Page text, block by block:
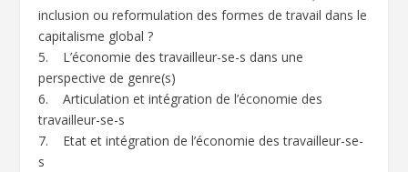
inclusion ou reformulation des formes de travail dans le
capitalisme global ?
5. L’économie des travailleur-se-s dans une
perspective de genre(s)
6. Articulation et intégration de l’économie des
travailleur-se-s
7. Etat et intégration de l’économie des travailleur-se-
s